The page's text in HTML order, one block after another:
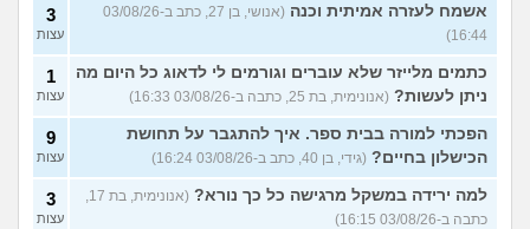
אשמח לעזרה אמיתית וכנה
(אנושי, בן 27, כתב ב-03/08/26
16:44)
3
עצות
כתמים מלייזר שלא עוברים וגורמים לי לדאוג כל היום מה
ניתן לעשות? (אנונימית, בת 25, כתבה ב-03/08/26 16:33)
1
עצות
הפכתי למורה בבית ספר. איך להתגבר על תחושת
הכישלון בחיים? (גידי, בן 40, כתב ב-03/08/26 16:24)
9
עצות
למה ירידה במשקל מרגישה כל כך נורא?
כתבה ב-03/08/26 16:15)
3
עצות